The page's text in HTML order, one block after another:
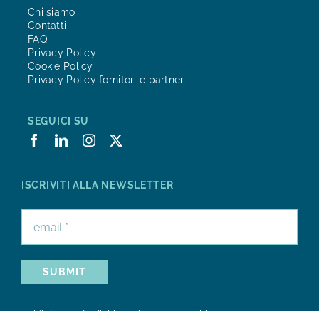
Chi siamo
Contatti
FAQ
Privacy Policy
Cookie Policy
Privacy Policy fornitori e partner
SEGUICI SU
ISCRIVITI ALLA NEWSLETTER
SUBMIT